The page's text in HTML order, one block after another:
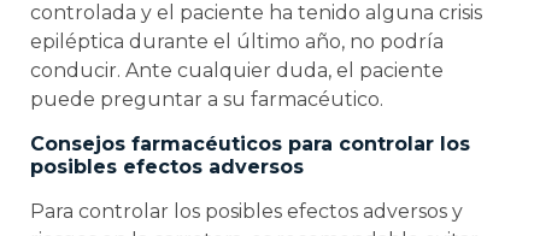
controlada y el paciente ha tenido alguna crisis
epiléptica durante el último año, no podría
conducir. Ante cualquier duda, el paciente
puede preguntar a su farmacéutico.
Consejos farmacéuticos para controlar los
posibles efectos adversos
Para controlar los posibles efectos adversos y